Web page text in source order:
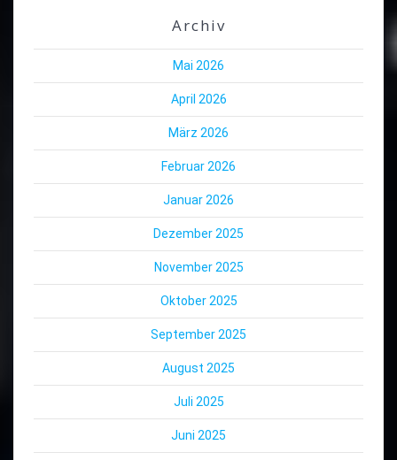
Archiv
Mai 2026
April 2026
März 2026
Februar 2026
Januar 2026
Dezember 2025
November 2025
Oktober 2025
September 2025
August 2025
Juli 2025
Juni 2025